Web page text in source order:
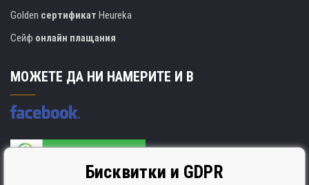
Golden сертификат Heureka
Сейф онлайн плащания
МОЖЕТЕ ДА НИ НАМЕРИТЕ И В
Производителят на касети е сертифициран
Бисквитки и GDPR